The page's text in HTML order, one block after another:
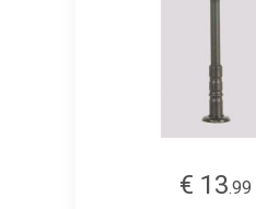
€ 13.99